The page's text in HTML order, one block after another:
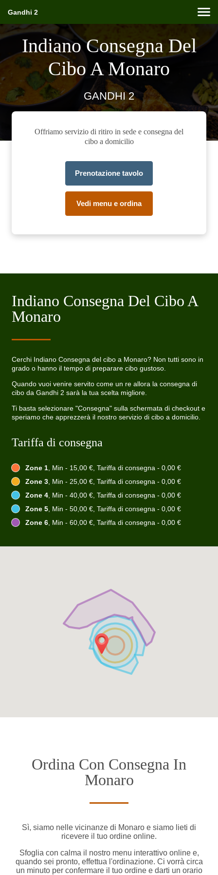
Gandhi 2
Indiano Consegna Del
Cibo A Monaro
GANDHI 2
Offriamo servizio di ritiro in sede e consegna del
cibo a domicilio
Prenotazione tavolo
Vedi menu e ordina
Indiano Consegna Del Cibo A
Monaro
Cerchi Indiano Consegna del cibo a Monaro? Non tutti sono in
grado o hanno il tempo di preparare cibo gustoso.
Quando vuoi venire servito come un re allora la consegna di
cibo da Gandhi 2 sarà la tua scelta migliore.
Ti basta selezionare "Consegna" sulla schermata di checkout e
speriamo che apprezzerà il nostro servizio di cibo a domicilio.
Tariffa di consegna
Zone 1, Min - 15,00 €, Tariffa di consegna - 0,00 €
Zone 3, Min - 25,00 €, Tariffa di consegna - 0,00 €
Zone 4, Min - 40,00 €, Tariffa di consegna - 0,00 €
Zone 5, Min - 50,00 €, Tariffa di consegna - 0,00 €
Zone 6, Min - 60,00 €, Tariffa di consegna - 0,00 €
Ordina Con Consegna In
Monaro
Sì, siamo nelle vicinanze di Monaro e siamo lieti di
ricevere il tuo ordine online.
Sfoglia con calma il nostro menu interattivo online e,
quando sei pronto, effettua l'ordinazione. Ci vorrà circa
un minuto per confermare il tuo ordine e darti un orario